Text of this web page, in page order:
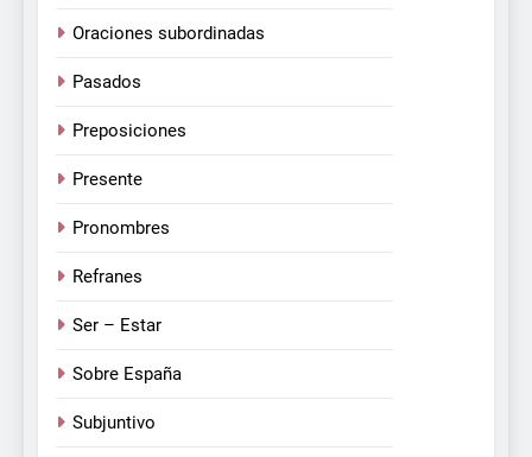
Oraciones subordinadas
Pasados
Preposiciones
Presente
Pronombres
Refranes
Ser – Estar
Sobre España
Subjuntivo